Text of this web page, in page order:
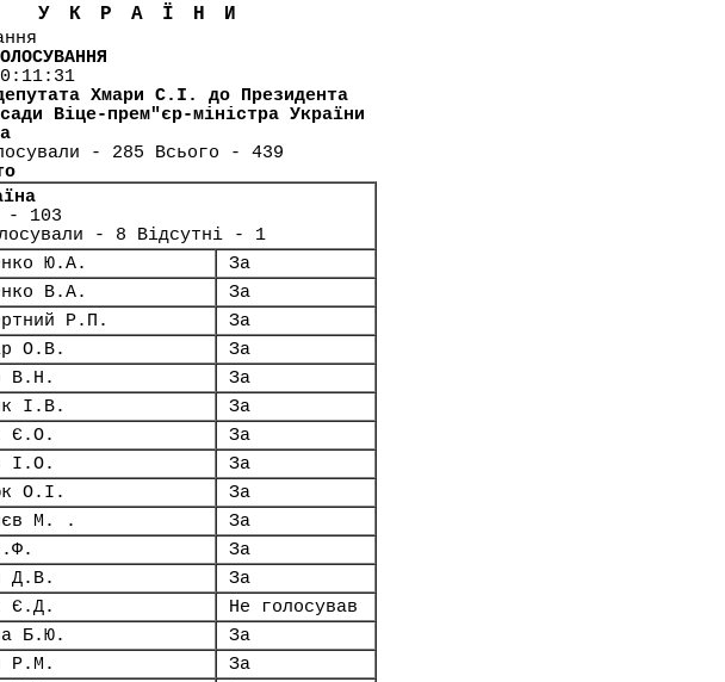
УКРАЇНИ
Хмари С.І. до Президента
Віце-прем"єр-міністра України
- 285 Всього - 439
- 103
- 8 Відсутні - 1
Ю.А.
За
В.А.
За
Р.П.
За
О.В.
За
В.Н.
За
І.В.
За
Є.О.
За
І.О.
За
О.І.
За
М. .
За
За
Д.В.
За
Є.Д.
Не голосував
Б.Ю.
За
Р.М.
За